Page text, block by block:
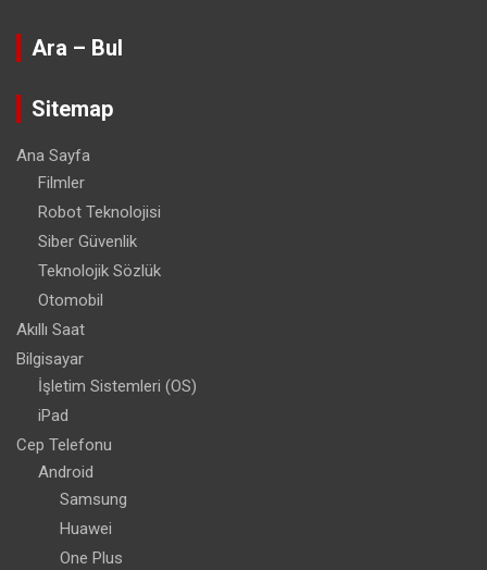
Ara – Bul
Sitemap
Ana Sayfa
Filmler
Robot Teknolojisi
Siber Güvenlik
Teknolojik Sözlük
Otomobil
Akıllı Saat
Bilgisayar
İşletim Sistemleri (OS)
iPad
Cep Telefonu
Android
Samsung
Huawei
One Plus